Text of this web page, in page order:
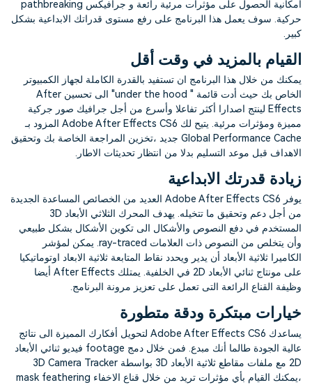
رؤى التحرير
تعلم المعرفة الأساسية في تحرير
الفيديو
تابع Filmora على:
Blog
التعاون
امكانية الحصول على مؤثرات مرئية رائعة و جرافيكس pathbreaking
حركية. سوف يعمل هذا البرنامج على رفع مستوى قدراتك الابداعية بشكل
كبير.
القيام بالمزيد في وقت أقل
يمكنك من خلال هذا البرنامج ان تستفيد بالقدرة الكاملة لجهاز الكمبيوتر
الخاص بك حيث أدت قائمة " under the hood" الى تحسين After
Effects لينتج اصدارا أكثر تفاعلا وأسرع من أجل جرافيك صور جركية
مميزة ومؤثرات مرئية. يتيح لك Adobe After Effects CS6 المزود بـ
Global Performance Cache جديد ،تخزين المراجعة الخاصة بك وتحقيق
الاهداف قبل موعد التسليم بدلا من انتظار تحديثات الاطار.
زيادة قدرتك الابداعية
يوفر Adobe After Effects CS6 العديد من الخصائص المساعدة الجديدة
من أجل دعم وتحقيق ما تتخيله. يهدف المحرك الثلاثي الأبعاد 3D
المستخدم في دفع النصوص والأشكال الى تكوين الأشكال بشكل طبيعي
وأن يتخلص من النصوص ذات العلامات ray-traced. يمكن لمؤشر
الكاميرا ثلاثية الأبعاد أن يدير ويحدد نقاط المتابعة ثلاثية الابعاد اوتوماتيكيا
على مونتاج ثنائي الأبعاد 2D في الخلفية. يمتلك After Effects أيضا
وظيفة القناع الرائعة التى تعمل على تعزيز مرونة البرنامج.
خيارات مبتكرة ودقة متطورة
يساعدك Adobe After Effects CS6 لتحويل أفكارك المميزة الى نتائج
عالية الجودة طالما أنك مبدع. فمن خلال دمج footage فيديو ثنائي الأبعاد
2D مع ملفات مقاطع ثلاثية الأبعاد 3D بواسطة 3D Camera Tracker
،يمكنك القيام بأي مؤثرات تريد من خلال قناع الاخفاء mask feathering